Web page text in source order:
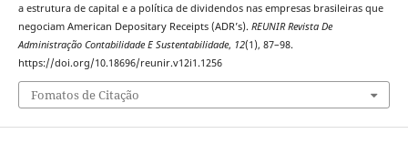
a estrutura de capital e a política de dividendos nas empresas brasileiras que
negociam American Depositary Receipts (ADR’s). REUNIR Revista De
Administração Contabilidade E Sustentabilidade, 12(1), 87–98.
https://doi.org/10.18696/reunir.v12i1.1256
Fomatos de Citação